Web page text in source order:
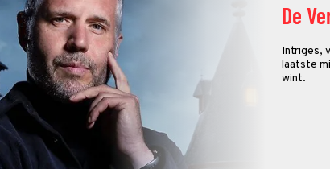
De
Intriges,
laatste
wint.